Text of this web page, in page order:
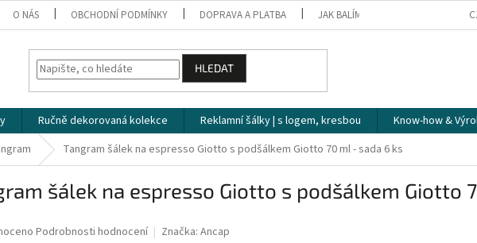
O NÁS OBCHODNÍ PODMÍNKY DOPRAVA A PLATBA JAK BALÍME NAŠE ZÁSILKY
HLEDAT
Ručně dekorovaná kolekce Reklamní šálky | s logem, kresbou Know-how &
Tangram šálek na espresso Giotto s podšálkem Giotto 70 ml - sada 6 ks
šálek na espresso Giotto s podšálkem Giotto
Podrobnosti hodnocení Značka: Ancap